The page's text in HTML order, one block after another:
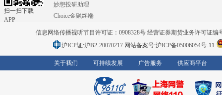
扫一扫下载
APP
妙想投研助理
Choice金融终端
信息网络传播视听节目许可证：0908328号 经营证券期货业务许可证编
沪ICP证:沪B2-20070217 网站备案号:沪ICP备05006054号-11
关于我们 可持续发展 广告服务 供应商平台